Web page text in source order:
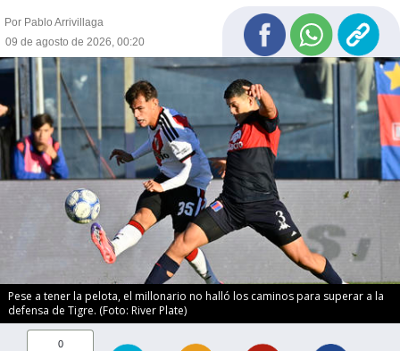
Por Pablo Arrivillaga
09 de agosto de 2026, 00:20
Pese a tener la pelota, el millonario no halló los caminos para superar a la
defensa de Tigre. (Foto: River Plate)
0